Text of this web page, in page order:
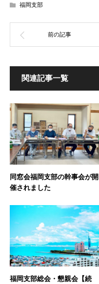
福岡支部
関連記事一覧
同窓会福岡支部の幹事会が開
催されました
福岡支部総会・懇親会【続